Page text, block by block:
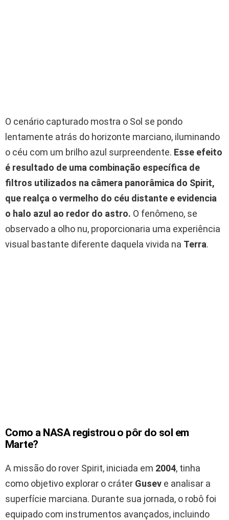
O cenário capturado mostra o Sol se pondo
lentamente atrás do horizonte marciano, iluminando
o céu com um brilho azul surpreendente. Esse efeito
é resultado de uma combinação específica de
filtros utilizados na câmera panorâmica do Spirit,
que realça o vermelho do céu distante e evidencia
o halo azul ao redor do astro. O fenômeno, se
observado a olho nu, proporcionaria uma experiência
visual bastante diferente daquela vivida na Terra.
Como a NASA registrou o pôr do sol em
Marte?
A missão do rover Spirit, iniciada em 2004, tinha
como objetivo explorar o cráter Gusev e analisar a
superfície marciana. Durante sua jornada, o robô foi
equipado com instrumentos avançados, incluindo